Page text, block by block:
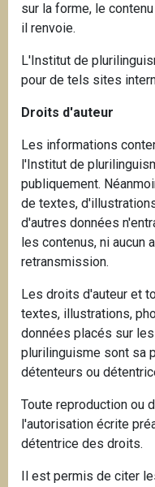
sur la forme, le
il renvoie.
L'Institut de
pour de tels sites
Droits d'auteur
Les informations
l'Institut de
publiquement.
de textes,
d'autres données
les contenus, ni aucun
retransmission.
Les droits d'auteur et
textes, illustrations,
données placés sur
plurilinguisme sont sa
détenteurs ou
Toute reproduction ou
l'autorisation écrite
détentrice des droits.
Il est permis de citer